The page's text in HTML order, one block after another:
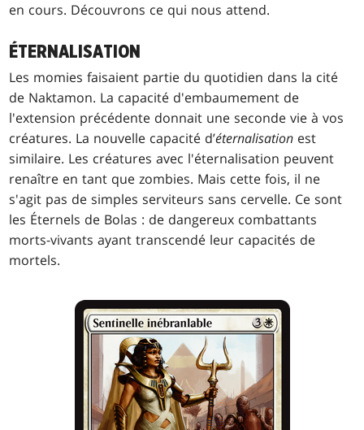
en cours. Découvrons ce qui nous attend.
ÉTERNALISATION
Les momies faisaient partie du quotidien dans la cité
de Naktamon. La capacité d'embaumement de
l'extension précédente donnait une seconde vie à vos
créatures. La nouvelle capacité d’éternalisation est
similaire. Les créatures avec l'éternalisation peuvent
renaître en tant que zombies. Mais cette fois, il ne
s'agit pas de simples serviteurs sans cervelle. Ce sont
les Éternels de Bolas : de dangereux combattants
morts-vivants ayant transcendé leur capacités de
mortels.